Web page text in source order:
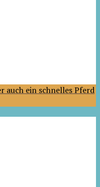
auch ein schnelles Pferd